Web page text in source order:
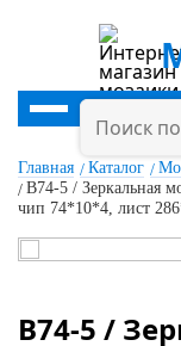
Главная Каталог
B74-5 / Зеркальная
чип 74*10*4, лист
B74-5 /